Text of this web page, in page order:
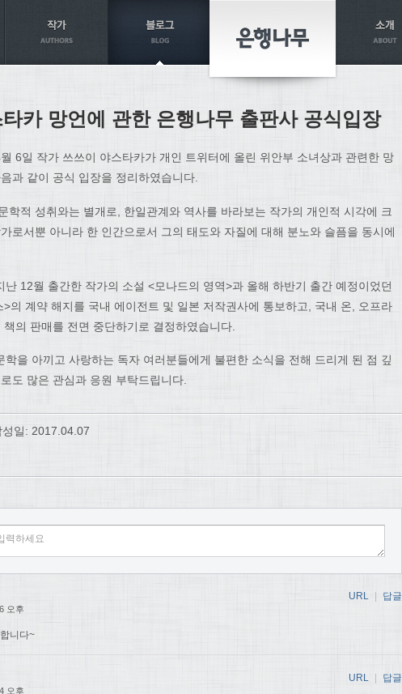
카 망언에 관한 은행나무 출판사 공식입장
6일 작가 쓰쓰이 야스타카가 개인 트위터에 올린 위안부 소녀상과 관련한 망
과 같이 공식 입장을 정리하였습니다.
학적 성취와는 별개로, 한일관계와 역사를 바라보는 작가의 개인적 시각에 크
로서뿐 아니라 한 인간으로서 그의 태도와 자질에 대해 분노와 슬픔을 동시에
난 12월 출간한 작가의 소설 <모나드의 영역>과 올해 하반기 출간 예정이었던
>의 계약 해지를 국내 에이전트 및 일본 저작권사에 통보하고, 국내 온, 오프라
의 판매를 전면 중단하기로 결정하였습니다.
학을 아끼고 사랑하는 독자 여러분들에게 불편한 소식을 전해 드리게 된 점 깊
도 많은 관심과 응원 부탁드립니다.
성일: 2017.04.07
오후
니다~
URL | 답글
오후
URL | 답글